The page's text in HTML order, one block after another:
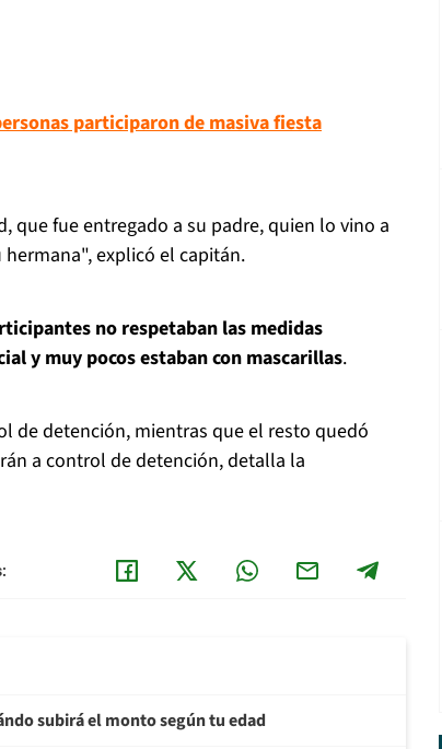
participaron de masiva fiesta
que fue entregado a su padre, quien lo vino a
explicó el capitán.
no respetaban las medidas
y muy pocos estaban con mascarillas.
de detención, mientras que el resto quedó
a control de detención, detalla la
subirá el monto según tu edad